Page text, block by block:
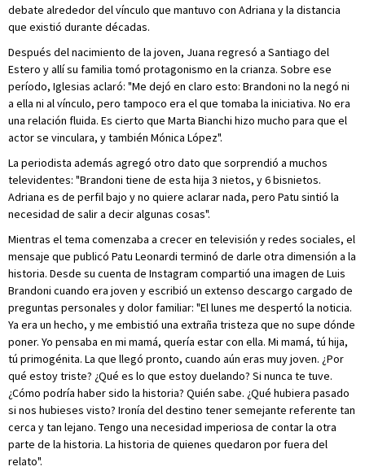
debate alrededor del vínculo que mantuvo con Adriana y la distancia
que existió durante décadas.
Después del nacimiento de la joven, Juana regresó a Santiago del
Estero y allí su familia tomó protagonismo en la crianza. Sobre ese
período, Iglesias aclaró: "Me dejó en claro esto: Brandoni no la negó ni
a ella ni al vínculo, pero tampoco era el que tomaba la iniciativa. No era
una relación fluida. Es cierto que Marta Bianchi hizo mucho para que el
actor se vinculara, y también Mónica López".
La periodista además agregó otro dato que sorprendió a muchos
televidentes: "Brandoni tiene de esta hija 3 nietos, y 6 bisnietos.
Adriana es de perfil bajo y no quiere aclarar nada, pero Patu sintió la
necesidad de salir a decir algunas cosas".
Mientras el tema comenzaba a crecer en televisión y redes sociales, el
mensaje que publicó Patu Leonardi terminó de darle otra dimensión a la
historia. Desde su cuenta de Instagram compartió una imagen de Luis
Brandoni cuando era joven y escribió un extenso descargo cargado de
preguntas personales y dolor familiar: "El lunes me despertó la noticia.
Ya era un hecho, y me embistió una extraña tristeza que no supe dónde
poner. Yo pensaba en mi mamá, quería estar con ella. Mi mamá, tú hija,
tú primogénita. La que llegó pronto, cuando aún eras muy joven. ¿Por
qué estoy triste? ¿Qué es lo que estoy duelando? Si nunca te tuve.
¿Cómo podría haber sido la historia? Quién sabe. ¿Qué hubiera pasado
si nos hubieses visto? Ironía del destino tener semejante referente tan
cerca y tan lejano. Tengo una necesidad imperiosa de contar la otra
parte de la historia. La historia de quienes quedaron por fuera del
relato".